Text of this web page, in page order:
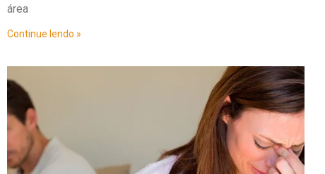
área
Continue lendo »